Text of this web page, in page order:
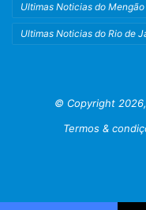
Ultimas Noticias do Mengão
Ultimas Noticias do Rio de
© Copyright
Termos &